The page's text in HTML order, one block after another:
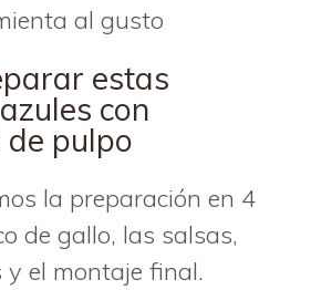
al gusto
estas
con
de pulpo
la preparación en 4
de gallo, las salsas,
el montaje final.